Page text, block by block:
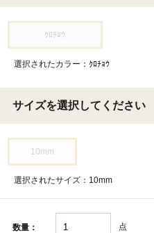
ｸﾛﾁｮｳ
選択されたカラー：ｸﾛﾁｮｳ
サイズを選択してください
10mm
選択されたサイズ：10mm
数量： 点